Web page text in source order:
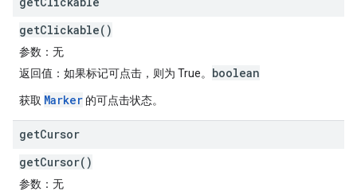
getClickable()
参数 ：无
返回值 ：如果标记可点击，则为 True。 boolean
获取 Marker 的可点击状态。
getCursor
getCursor()
参数 ：无